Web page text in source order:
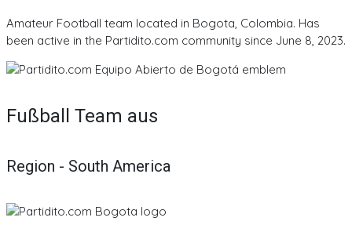
Amateur Football team located in Bogota, Colombia. Has
been active in the Partidito.com community since June 8, 2023.
Fußball Team aus
Region - South America